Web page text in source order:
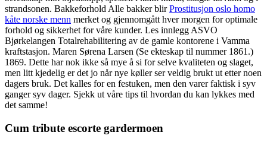
strandsonen. Bakkeforhold Alle bakker blirProstitusjon oslo homo
kåte norske menn merket og gjennomgått hver morgen for optimale
forhold og sikkerhet for våre kunder. Les innlegg ASVO
Bjørkelangen Totalrehabilitering av de gamle kontorene i Vamma
kraftstasjon. Maren Sørena Larsen (Se ekteskap til nummer 1861.)
1869. Dette har nok ikke så mye å si for selve kvaliteten og slaget,
men litt kjedelig er det jo når nye køller ser veldig brukt ut etter noen
dagers bruk. Det kalles for en festuken, men den varer faktisk i syv
ganger syv dager. Sjekk ut våre tips til hvordan du kan lykkes med
det samme!
Cum tribute escorte gardermoen